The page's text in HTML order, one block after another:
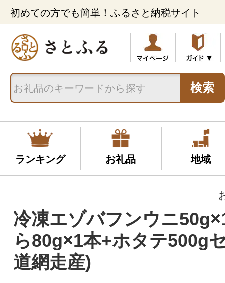
初めての方でも簡単！ふるさと納税サイト
検索
ランキング お礼品 地域
冷凍エゾバフンウニ
ら80g×1本+ホタテ500g
道網走産)